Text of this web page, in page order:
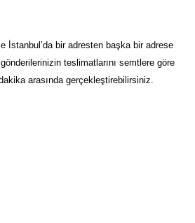
İstanbul’da bir adresten başka bir adrese
teslimatlarını semtlere göre
arasında gerçekleştirebilirsiniz.